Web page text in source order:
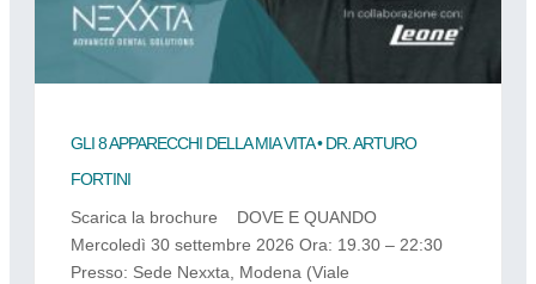
GLI 8 APPARECCHI DELLA MIA VITA • DR. ARTURO
FORTINI
Scarica la brochure DOVE E QUANDO
Mercoledì 30 settembre 2026 Ora: 19.30 – 22:30
Presso: Sede Nexxta, Modena (Viale